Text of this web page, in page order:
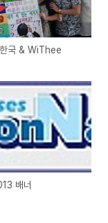
2014 선교한국 & WiThee
배너